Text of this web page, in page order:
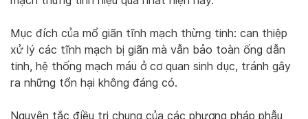
Mục đích của mổ giãn tĩnh mạch thừng tinh: can thiệp
xử lý các tĩnh mạch bị giãn mà vẫn bảo toàn ống dẫn
tinh, hệ thống mạch máu ở cơ quan sinh dục, tránh gây
ra những tổn hại không đáng có.
Nguyên tắc điều trị chung của các phương pháp phẫu